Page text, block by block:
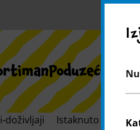
Poduzeće
doživljaji Istaknuto